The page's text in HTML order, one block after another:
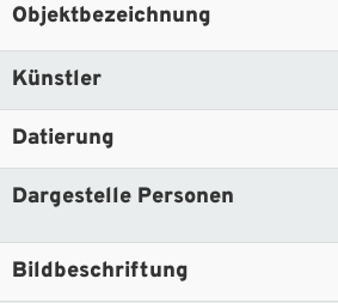
Objektbezeichnung
Künstler
Datierung
Dargestelle Personen
Bildbeschriftung